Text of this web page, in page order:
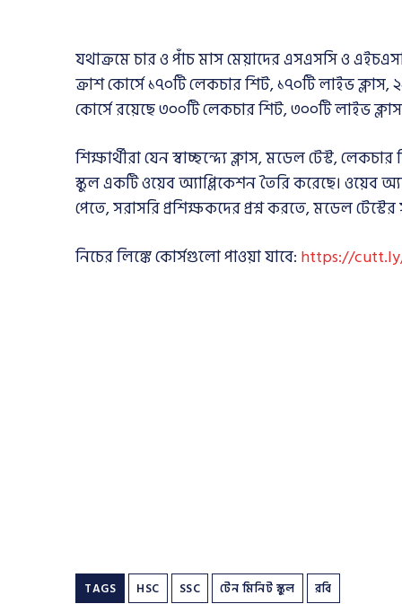
যথাক্রমে চার ও পাঁচ মাস মেয়াদের এসএসসি ও
ক্রাশ কোর্সে ১৭০টি লেকচার শিট,১৭০টি লাইভ ক্লাস,
কোর্সে রয়েছে ৩০০টি লেকচার শিট,৩০০টি লাইভ ক্লাস
শিক্ষার্থীরা যেন স্বাচ্ছন্দ্যে ক্লাস,মডেল টেস্ট,লেকচার
স্কুল একটি ওয়েব অ্যাপ্লিকেশন তৈরি করেছে। ওয়েব
পেতে,সরাসরি প্রশিক্ষকদের প্রশ্ন করতে,মডেল
নিচের লিঙ্কে কোর্সগুলো পাওয়া যাবে: https://
TAGS HSC SSC টেন মিনিট স্কুল রবি